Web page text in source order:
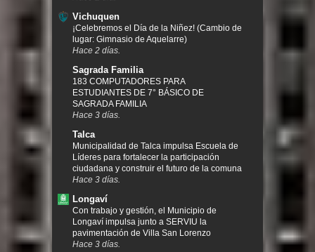
Vichuquen
¡Celebremos el Día de la Niñez! (Cambio de
lugar: Gimnasio de Aquelarre)
Hace 2 días.
Sagrada Familia
183 COMPUTADORES PARA
ESTUDIANTES DE 7° BÁSICO DE
SAGRADA FAMILIA
Hace 3 días.
Talca
Municipalidad de Talca impulsa Escuela de
Líderes para fortalecer la participación
ciudadana y construir el futuro de la comuna
Hace 3 días.
Longaví
Con trabajo y gestión, el Municipio de
Longaví impulsa junto a SERVIU la
pavimentación de Villa San Lorenzo
Hace 3 días.